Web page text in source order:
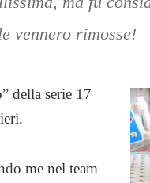
vennero rimosse!
della serie 17
me nel team